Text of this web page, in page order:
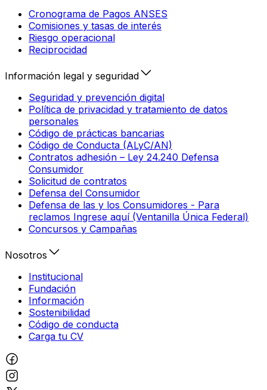
Cronograma de Pagos ANSES
Comisiones y tasas de interés
Riesgo operacional
Reciprocidad
Información legal y seguridad
Seguridad y prevención digital
Política de privacidad y tratamiento de datos
personales
Código de prácticas bancarias
Código de Conducta (ALyC/AN)
Contratos adhesión – Ley 24.240 Defensa
Consumidor
Solicitud de contratos
Defensa del Consumidor
Defensa de las y los Consumidores - Para
reclamos Ingrese aquí (Ventanilla Única Federal)
Concursos y Campañas
Nosotros
Institucional
Fundación
Información
Sostenibilidad
Código de conducta
Carga tu CV